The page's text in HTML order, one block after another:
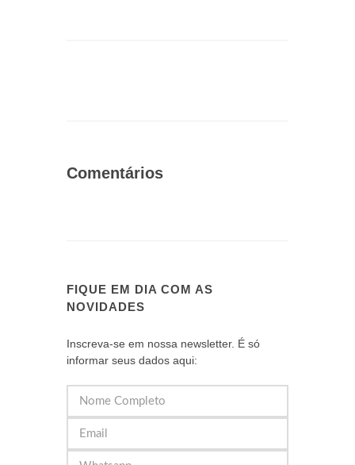
Comentários
FIQUE EM DIA COM AS
NOVIDADES
Inscreva-se em nossa newsletter. É só
informar seus dados aqui: